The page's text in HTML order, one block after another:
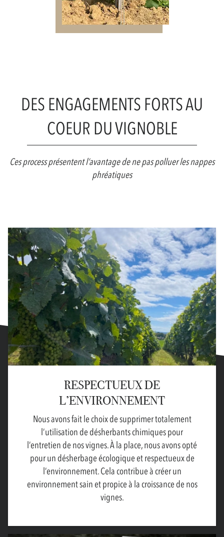
DES ENGAGEMENTS FORTS AU
COEUR DU VIGNOBLE
Ces process présentent l’avantage de ne pas polluer les nappes
phréatiques
RESPECTUEUX DE
L’ENVIRONNEMENT
Nous avons fait le choix de supprimer totalement
l’utilisation de désherbants chimiques pour
l’entretien de nos vignes. À la place, nous avons opté
pour un désherbage écologique et respectueux de
l’environnement. Cela contribue à créer un
environnement sain et propice à la croissance de nos
vignes.